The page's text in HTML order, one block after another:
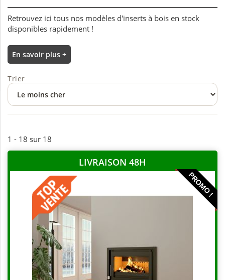
Retrouvez ici tous nos modèles d'inserts à bois en stock
disponibles rapidement !
En savoir plus +
Trier
1 - 18 sur 18
LIVRAISON 48H
PROMO !